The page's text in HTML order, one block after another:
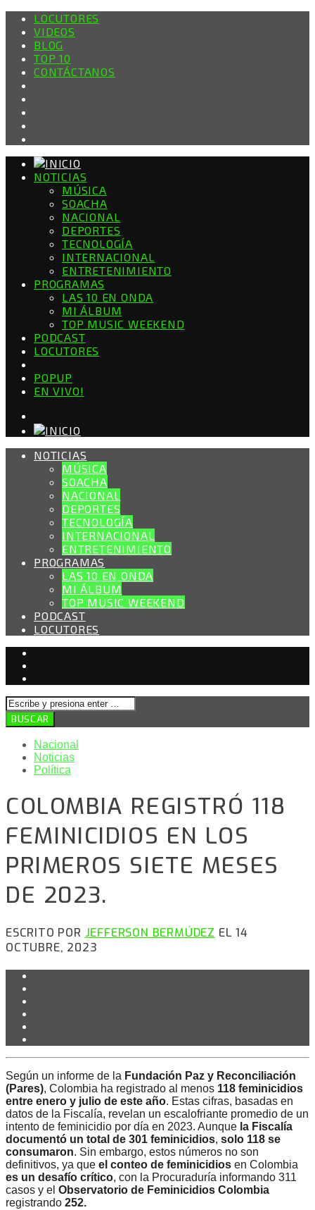
LOCUTORES
VIDEOS
BLOG
TOP 10
CONTÁCTANOS
NOTICIAS
MÚSICA
SOACHA
NACIONAL
DEPORTES
TECNOLOGÍA
INTERNACIONAL
ENTRETENIMIENTO
PROGRAMAS
LAS 10 EN ONDA
MI ÁLBUM
TOP MUSIC WEEKEND
PODCAST
LOCUTORES
POPUP
EN VIVO!
NOTICIAS
MÚSICA
SOACHA
NACIONAL
DEPORTES
TECNOLOGÍA
INTERNACIONAL
ENTRETENIMIENTO
PROGRAMAS
LAS 10 EN ONDA
MI ÁLBUM
TOP MUSIC WEEKEND
PODCAST
LOCUTORES
Nacional
Noticias
Política
COLOMBIA REGISTRÓ 118
FEMINICIDIOS EN LOS
PRIMEROS SIETE MESES
DE 2023.
ESCRITO POR JEFFERSON BERMÚDEZ EL 14
OCTUBRE, 2023
Según un informe de la Fundación Paz y Reconciliación
(Pares), Colombia ha registrado al menos 118 feminicidios
entre enero y julio de este año. Estas cifras, basadas en
datos de la Fiscalía, revelan un escalofriante promedio de un
intento de feminicidio por día en 2023. Aunque la Fiscalía
documentó un total de 301 feminicidios, solo 118 se
consumaron. Sin embargo, estos números no son
definitivos, ya que el conteo de feminicidios en Colombia
es un desafío crítico, con la Procuraduría informando 311
casos y el Observatorio de Feminicidios Colombia
registrando 252.